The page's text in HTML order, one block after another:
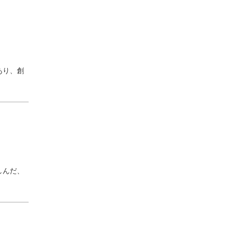
、創
だ、